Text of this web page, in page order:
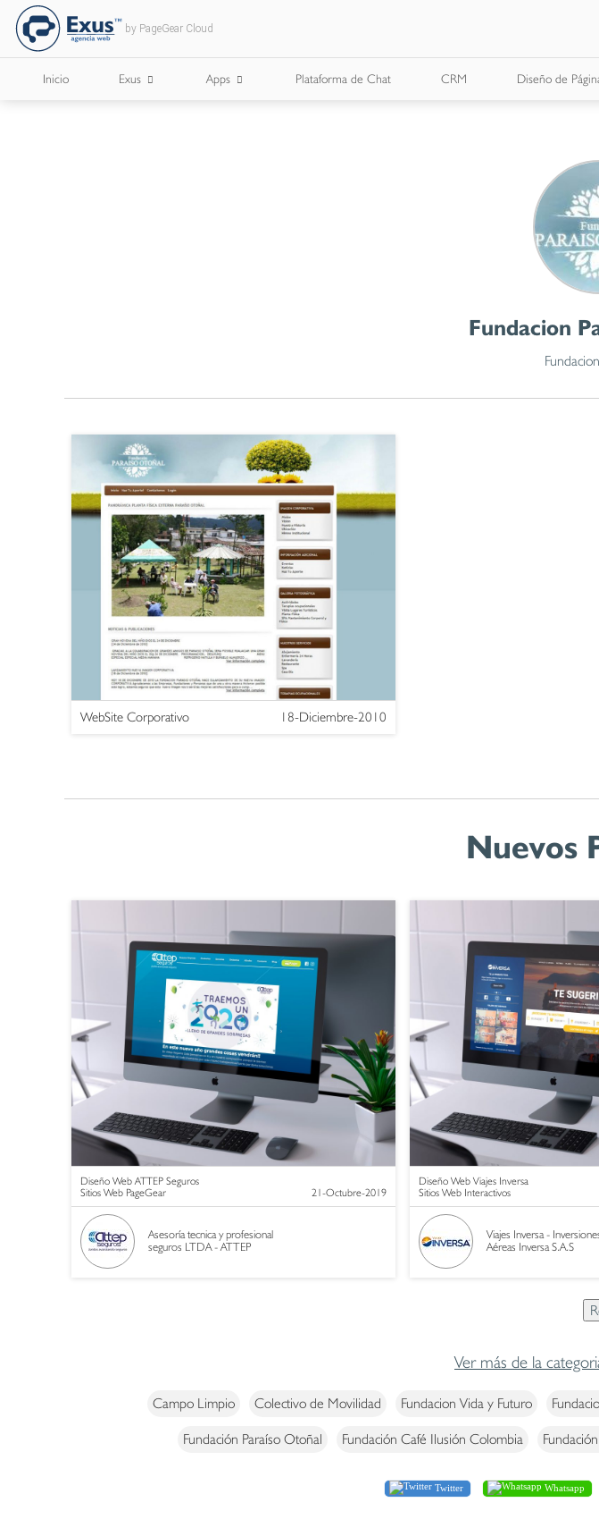
by PageGear Cloud
Inicio Exus Apps Plataforma de Chat CRM Diseño de
Fundacion
WebSite Corporativo 18-Diciembre-2010
Nuevos
Diseño Web ATTEP Seguros
Sitios Web PageGear
21-Octubre-2019
Asesoría tecnica y profesional
seguros LTDA - ATTEP
Diseño Web Viajes Inversa
Sitios Web Interactivos
Viajes Inversa -
Aéreas Inversa S.A.S
Ver más de la
Campo Limpio Colectivo de Movilidad Fundacion Vida y Futuro
Fundación Paraíso Otoñal Fundación Café Ilusión Colombia
Twitter Whatsapp